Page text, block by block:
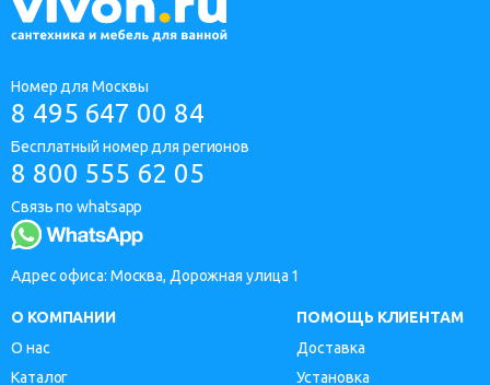
Номер для Москвы
8 495 647 00 84
Бесплатный номер для регионов
8 800 555 62 05
Связь по whatsapp
Адрес офиса: Москва, Дорожная улица 1
О КОМПАНИИ
О нас
Каталог
ПОМОЩЬ КЛИЕНТАМ
Доставка
Установка